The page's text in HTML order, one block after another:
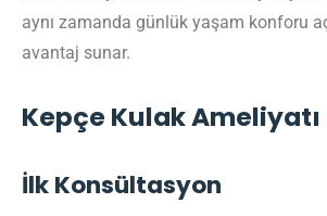
aynı zamanda günlük yaşam konforu
avantaj sunar.
Kepçe Kulak
İlk Konsültasyon